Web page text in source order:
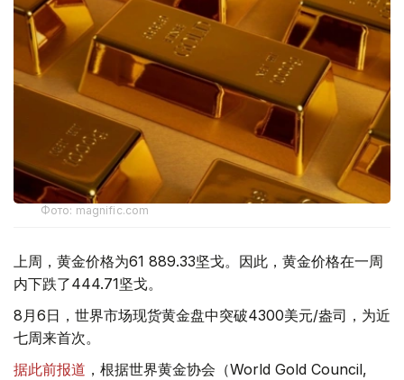
Фото: magnific.com
上周，黄金价格为61 889.33坚戈。因此，黄金价格在一周
内下跌了444.71坚戈。
8月6日，世界市场现货黄金盘中突破4300美元/盎司，为近
七周来首次。
据此前报道 ，根据世界黄金协会（World Gold Council,